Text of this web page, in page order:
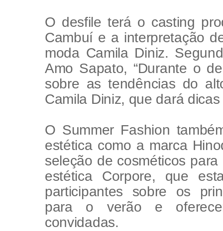
O desfile terá o casting
Cambuí e a interpretação
moda Camila Diniz.
Amo Sapato, “Durante o
sobre as tendências do
Camila Diniz, que dará
O Summer Fashion
estética como a marca
seleção de cosméticos
estética Corpore, que
participantes sobre os
para o verão e
convidadas.